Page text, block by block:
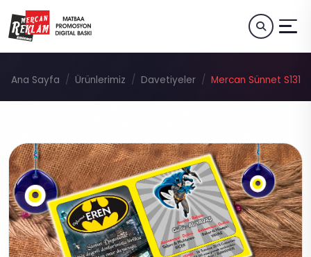
Ana Sayfa Ürünlerimiz Davetiyeler Mercan Sünnet S131